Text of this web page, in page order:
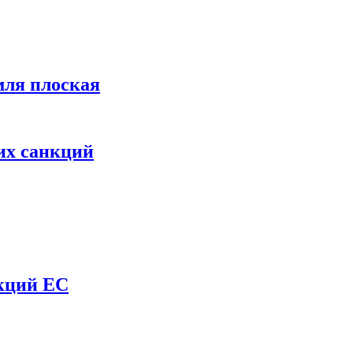
плоская
санкций
ЕС